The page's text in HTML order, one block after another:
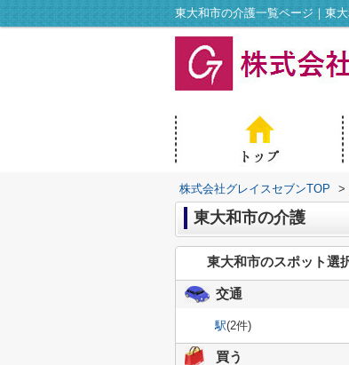
東大和市の介護一覧ページ｜東
株式会社グレイスセブンTOP >
東大和市の介護
東大和市のスポット選
交通
駅(2件)
買う